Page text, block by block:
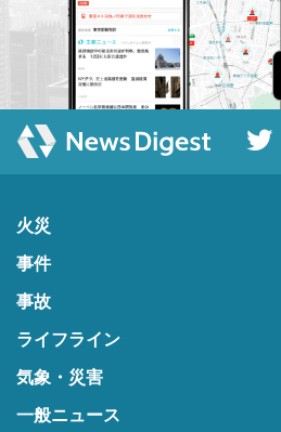
火災
事件
事故
ライフライン
気象・災害
一般ニュース